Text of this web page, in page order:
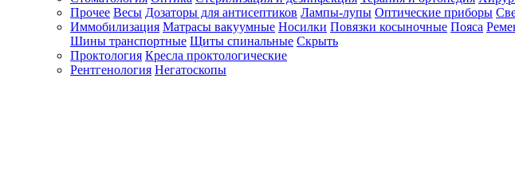
статуса
заказа
Прочее Весы Дозаторы для антисептиков Лампы-лупы Оптические приборы
Иммобилизация Матрасы вакуумные Носилки Повязки косыночные Пояса
Шины транспортные Щиты спинальные Скрыть
Проктология Кресла проктологические
Рентгенология Негатоскопы